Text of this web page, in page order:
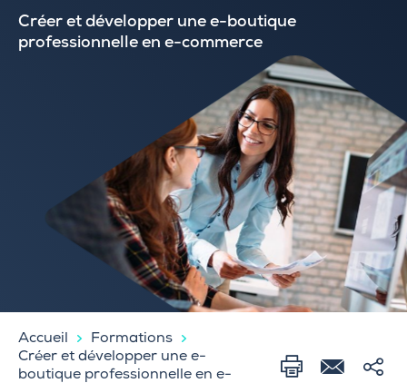
Créer et développer une e-boutique
professionnelle en e-commerce
Accueil
Formations
Créer et développer une e-
boutique professionnelle en e-